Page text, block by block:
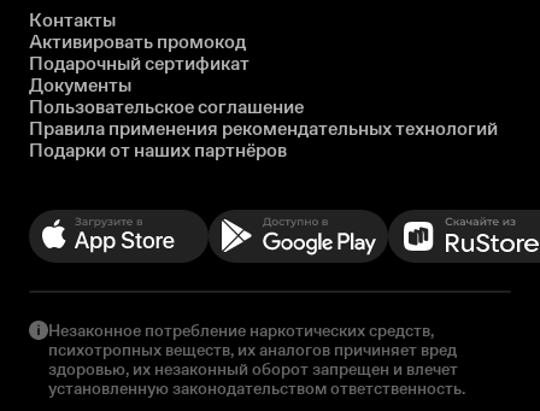
Контакты
Активировать промокод
Подарочный сертификат
Документы
Пользовательское соглашение
Правила применения рекомендательных технологий
Подарки от наших партнёров
Незаконное потребление наркотических средств,
психотропных веществ, их аналогов причиняет вред
здоровью, их незаконный оборот запрещен и влечет
установленную законодательством ответственность.